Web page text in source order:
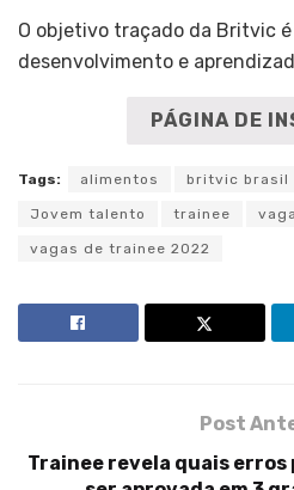
O objetivo traçado da Britvic
desenvolvimento e
PÁGINA DE
Tags: alimentos britvic brasil
Jovem talento trainee
vagas de trainee 2022
Post
Trainee revela quais